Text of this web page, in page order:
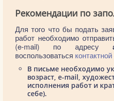
Рекомендации по
Для того что бы подать
работ необходимо
(e-mail) по адресу
воспользоваться
В письме необходимо
возраст, e-mail,
исполнения работ и
себе).